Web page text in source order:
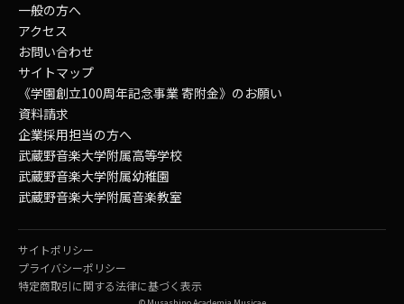
一般の方へ
アクセス
お問い合わせ
サイトマップ
《学園創立100周年記念事業 寄附金》のお願い
資料請求
企業採用担当の方へ
武蔵野音楽大学附属高等学校
武蔵野音楽大学附属幼稚園
武蔵野音楽大学附属音楽教室
サイトポリシー
プライバシーポリシー
特定商取引に関する法律に基づく表示